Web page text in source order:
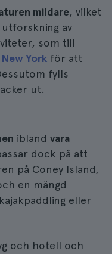
mildare, vilket
av
som till
York för att
fylls
ut.
ibland vara
dock på att
på Coney Island,
en mängd
eller
och hotell och